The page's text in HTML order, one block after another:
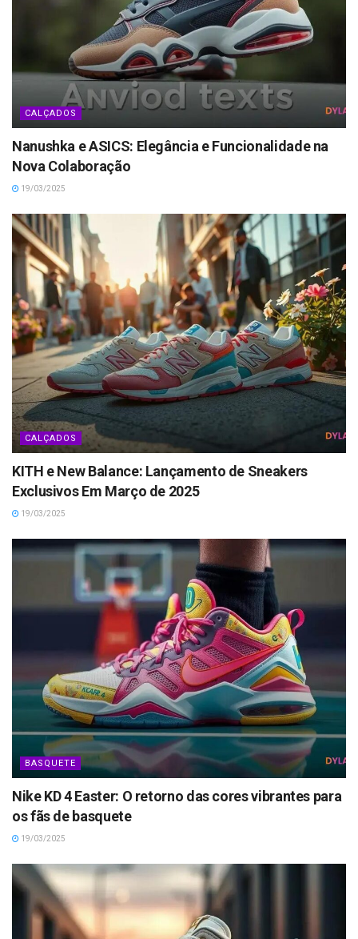
CALÇADOS
Nanushka e ASICS: Elegância e Funcionalidade na
Nova Colaboração
19/03/2025
CALÇADOS
KITH e New Balance: Lançamento de Sneakers
Exclusivos Em Março de 2025
19/03/2025
BASQUETE
Nike KD 4 Easter: O retorno das cores vibrantes para
os fãs de basquete
19/03/2025